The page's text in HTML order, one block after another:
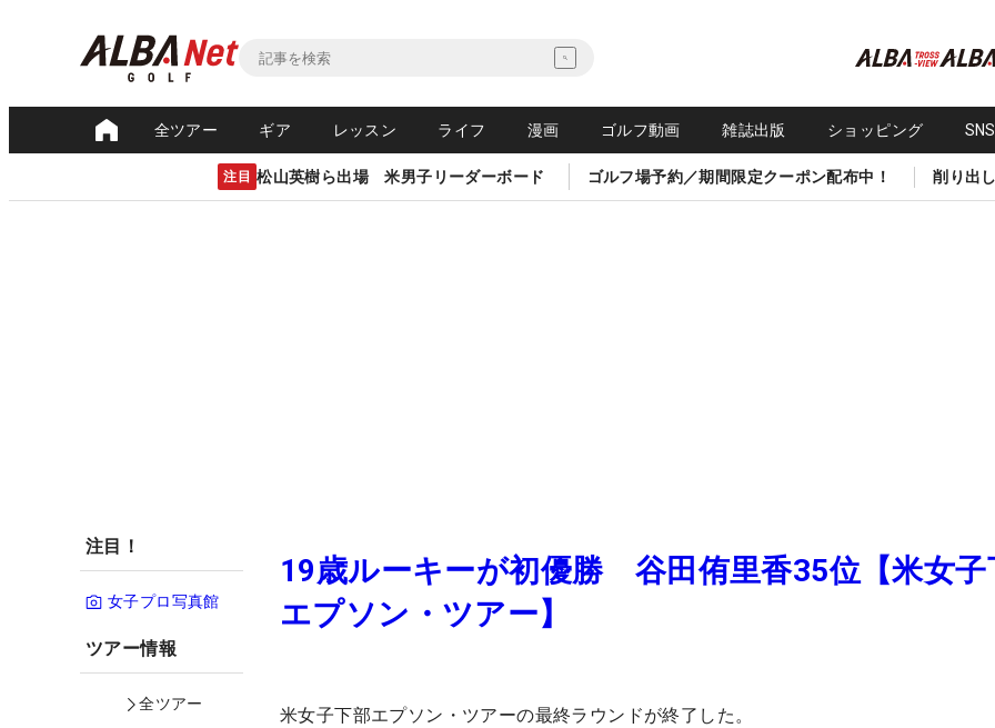
全ツアー ギア レッスン ライフ 漫画 ゴルフ動画 雑誌出版 ショッピング
注目 松山英樹ら出場 米男子リーダーボード ゴルフ場予約／期間限定クーポン配布中！ 削り出
注目！
女子プロ写真館
ツアー情報
全ツアー
19歳ルーキーが初優勝 谷田侑里香35位【米女子
エプソン・ツアー】
米女子下部エプソン・ツアーの最終ラウンドが終了した。